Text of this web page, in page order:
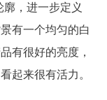
，进一步定义
有一个均匀的白
有很好的亮度，
起来很有活力。